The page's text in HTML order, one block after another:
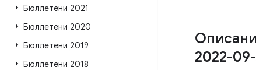
Бюллетени 2021
Бюллетени 2020
Бюллетени 2019
Бюллетени 2018
2022-